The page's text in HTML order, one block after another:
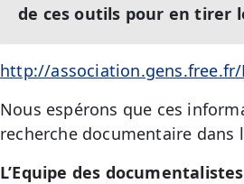
de ces outils pour en tirer
http://association.gens.free.fr/
Nous espérons que ces
recherche documentaire dans
L’Equipe des